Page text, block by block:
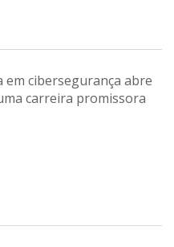
em cibersegurança abre
carreira promissora